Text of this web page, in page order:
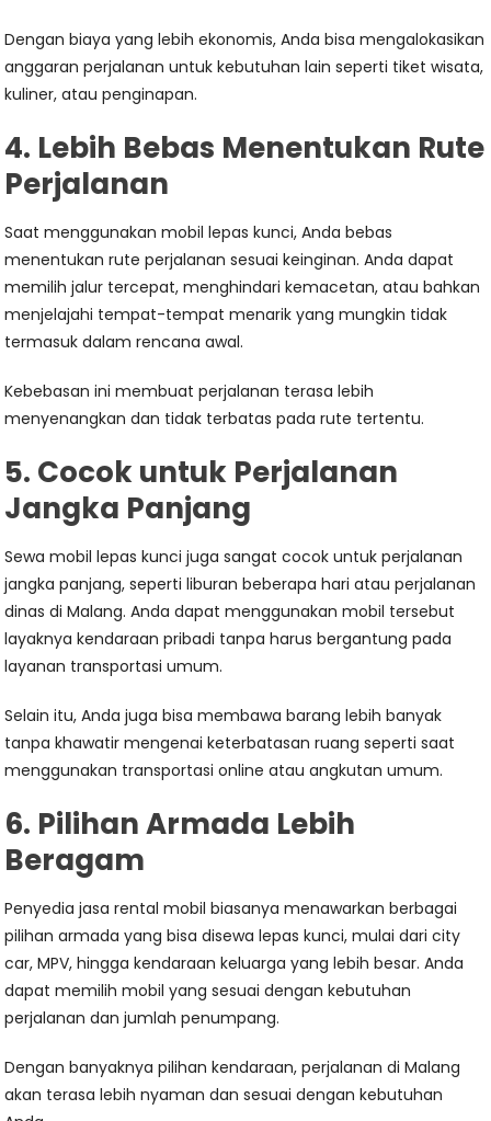
Dengan biaya yang lebih ekonomis, Anda bisa mengalokasikan
anggaran perjalanan untuk kebutuhan lain seperti tiket wisata,
kuliner, atau penginapan.
4. Lebih Bebas Menentukan Rute
Perjalanan
Saat menggunakan mobil lepas kunci, Anda bebas
menentukan rute perjalanan sesuai keinginan. Anda dapat
memilih jalur tercepat, menghindari kemacetan, atau bahkan
menjelajahi tempat-tempat menarik yang mungkin tidak
termasuk dalam rencana awal.
Kebebasan ini membuat perjalanan terasa lebih
menyenangkan dan tidak terbatas pada rute tertentu.
5. Cocok untuk Perjalanan
Jangka Panjang
Sewa mobil lepas kunci juga sangat cocok untuk perjalanan
jangka panjang, seperti liburan beberapa hari atau perjalanan
dinas di Malang. Anda dapat menggunakan mobil tersebut
layaknya kendaraan pribadi tanpa harus bergantung pada
layanan transportasi umum.
Selain itu, Anda juga bisa membawa barang lebih banyak
tanpa khawatir mengenai keterbatasan ruang seperti saat
menggunakan transportasi online atau angkutan umum.
6. Pilihan Armada Lebih
Beragam
Penyedia jasa rental mobil biasanya menawarkan berbagai
pilihan armada yang bisa disewa lepas kunci, mulai dari city
car, MPV, hingga kendaraan keluarga yang lebih besar. Anda
dapat memilih mobil yang sesuai dengan kebutuhan
perjalanan dan jumlah penumpang.
Dengan banyaknya pilihan kendaraan, perjalanan di Malang
akan terasa lebih nyaman dan sesuai dengan kebutuhan